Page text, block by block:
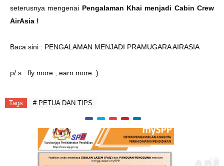
seterusnya mengenai Pengalaman Khai menjadi Cabin Crew
AirAsia !
Baca sini : PENGALAMAN MENJADI PRAMUGARA AIRASIA
p/ s : fly more , earn more :)
Tags # PETUA DAN TIPS